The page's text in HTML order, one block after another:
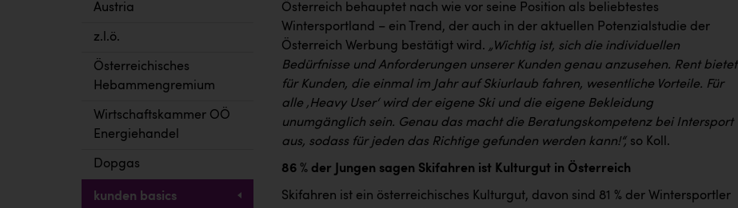
Austria
z.l.ö.
Österreichisches
Hebammengremium
Wirtschaftskammer OÖ
Energiehandel
Dopgas
kunden basics
Österreich behauptet nach wie vor seine Position als beliebtestes
Wintersportland – ein Trend, der auch in der aktuellen Potenzialstudie der
Österreich Werbung bestätigt wird. „Wichtig ist, sich die individuellen
Bedürfnisse und Anforderungen unserer Kunden genau anzusehen. Rent bietet
für Kunden, die einmal im Jahr auf Skiurlaub fahren, wesentliche Vorteile. Für
alle ‚Heavy User‘wird der eigene Ski und die eigene Bekleidung
unumgänglich sein. Genau das macht die Beratungskompetenz bei Intersport
aus, sodass für jeden das Richtige gefunden werden kann!“, so Koll.
86 % der Jungen sagen Skifahren ist Kulturgut in Österreich
Skifahren ist ein österreichisches Kulturgut, davon sind 81 % der Wintersportler